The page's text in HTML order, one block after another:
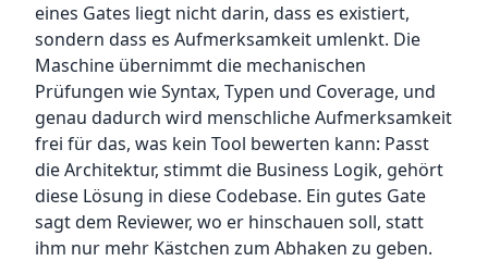
eines Gates liegt nicht darin, dass es existiert,
sondern dass es Aufmerksamkeit umlenkt. Die
Maschine übernimmt die mechanischen
Prüfungen wie Syntax, Typen und Coverage, und
genau dadurch wird menschliche Aufmerksamkeit
frei für das, was kein Tool bewerten kann: Passt
die Architektur, stimmt die Business Logik, gehört
diese Lösung in diese Codebase. Ein gutes Gate
sagt dem Reviewer, wo er hinschauen soll, statt
ihm nur mehr Kästchen zum Abhaken zu geben.